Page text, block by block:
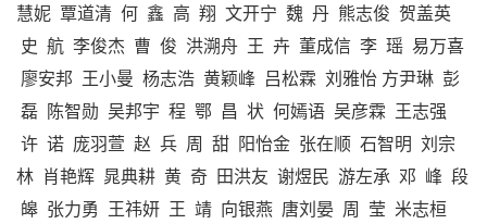
慧妮 覃道清 何 鑫 高 翔 文开宁 魏 丹 熊志俊 贺盖英
史 航 李俊杰 曹 俊 洪溯舟 王 卉 董成信 李 瑶 易万喜
廖安邦 王小曼 杨志浩 黄颖峰 吕松霖 刘雅怡 方尹琳 彭
磊 陈智勋 吴邦宇 程 鄂 昌 状 何嫣语 吴彦霖 王志强
许 诺 庞羽萱 赵 兵 周 甜 阳怡金 张在顺 石智明 刘宗
林 肖艳辉 晁典耕 黄 奇 田洪友 谢煜民 游左承 邓 峰 段
皞 张力勇 王祎妍 王 靖 向银燕 唐刘晏 周 莹 米志桓